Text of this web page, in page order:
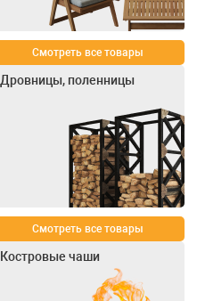
Смотреть все товары
Дровницы, поленницы
Смотреть все товары
Костровые чаши